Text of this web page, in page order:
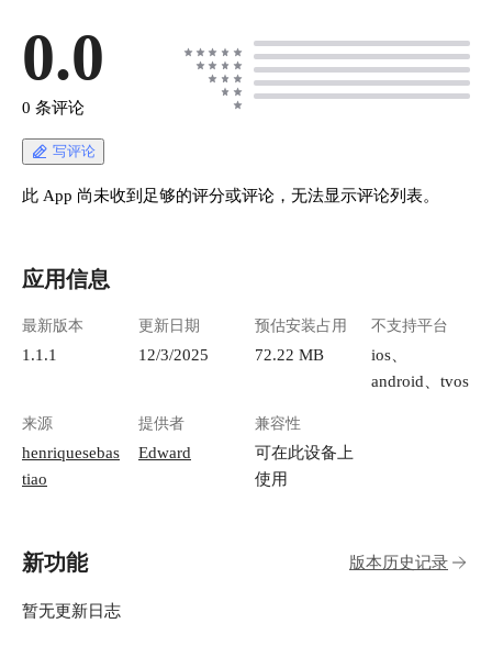
0.0
0 条评论
写评论
此 App 尚未收到足够的评分或评论，无法显示评论列表。
应用信息
最新版本
1.1.1
更新日期
12/3/2025
预估安装占用
72.22 MB
不支持平台
ios、
android、tvos
来源
henriquesebas
tiao
提供者
Edward
兼容性
可在此设备上
使用
新功能 版本历史记录
暂无更新日志